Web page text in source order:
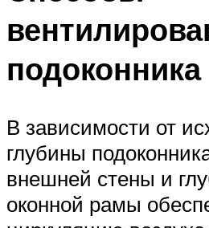
подоконника
В зависимости от
глубины
внешней стены и
оконной рамы